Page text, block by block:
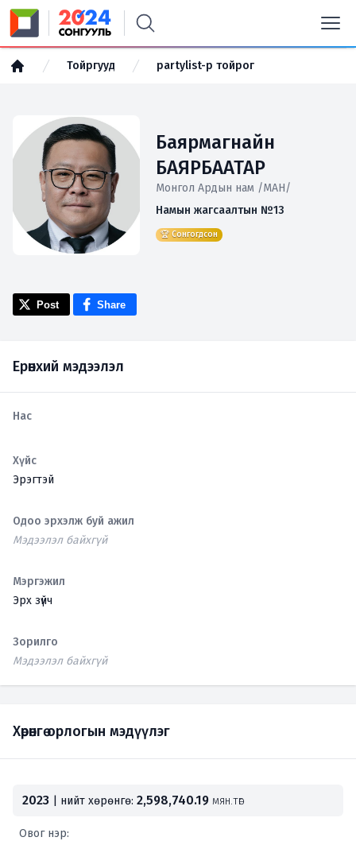
Тойргууд partylist-р тойрог
Баярмагнайн
БАЯРБААТАР
Монгол Ардын нам /МАН/
Намын жагсаалтын №13
🏆 Сонгогдсон
Post Share
Ерөнхий мэдээлэл
Нас
Хүйс
Эрэгтэй
Одоо эрхэлж буй ажил
Мэдээлэл байхгүй
Мэргэжил
Эрх зүйч
Зорилго
Мэдээлэл байхгүй
Хөрөнгө орлогын мэдүүлэг
2023 | нийт хөрөнгө: 2,598,740.19 мян.төг
Овог нэр: